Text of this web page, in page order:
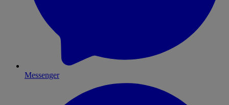
Messenger